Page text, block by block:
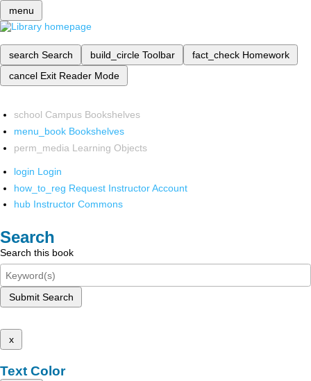
menu
search Search build_circle Toolbar fact_check Homework
cancel Exit Reader Mode
school Campus Bookshelves
menu_book Bookshelves
perm_media Learning Objects
login Login
how_to_reg Request Instructor Account
hub Instructor Commons
Search
Search this book
Submit Search
x
Text Color